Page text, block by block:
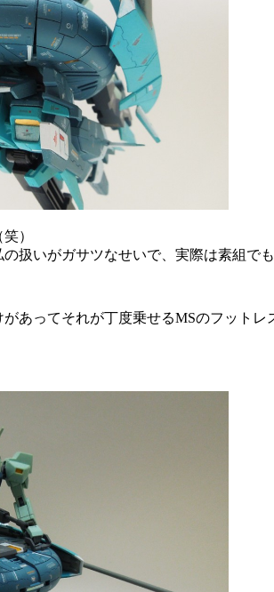
）
扱いがガサツなせいで、実際は素組で
あってそれが丁度乗せるMSのフットレ